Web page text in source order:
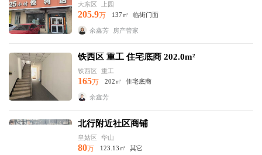
大东区 上园
205.9万 137㎡ 临街门面
余鑫芳 房产管家
铁西区 重工 住宅底商 202.0m²
铁西区 重工
165万 202㎡ 住宅底商
余鑫芳
北行附近社区商铺
皇姑区 华山
80万 123.13㎡ 其它